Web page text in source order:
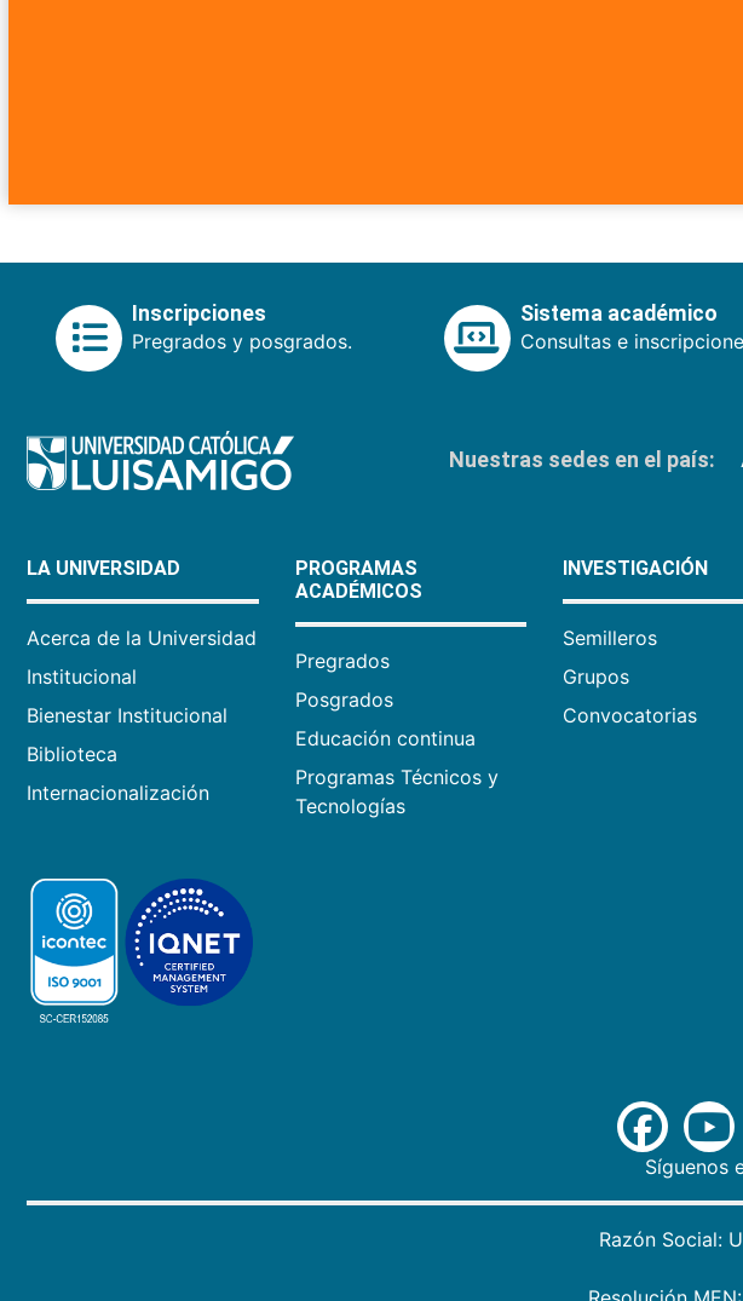
Inscripciones
Pregrados y posgrados.
Sistema académico
Consultas e
Nuestras sedes en el país:
LA UNIVERSIDAD
Acerca de la Universidad
Institucional
Bienestar Institucional
Biblioteca
Internacionalización
PROGRAMAS
ACADÉMICOS
Pregrados
Posgrados
Educación continua
Programas Técnicos y
Tecnologías
INVESTIGACIÓN
Semilleros
Grupos
Convocatorias
Síguenos
Razón Social: